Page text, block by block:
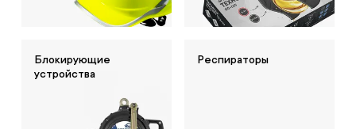
Блокирующие
устройства
Респираторы